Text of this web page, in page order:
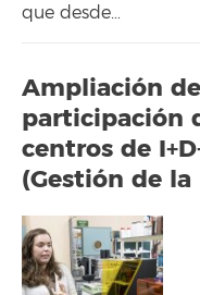
que desde…
Ampliación
participación
centros de
(Gestión de